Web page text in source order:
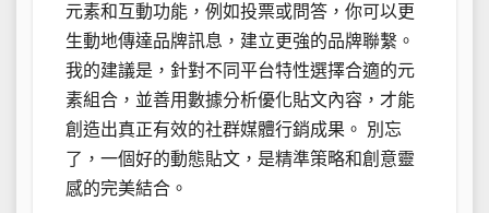
元素和互動功能，例如投票或問答，你可以更
生動地傳達品牌訊息，建立更強的品牌聯繫。
我的建議是，針對不同平台特性選擇合適的元
素組合，並善用數據分析優化貼文內容，才能
創造出真正有效的社群媒體行銷成果。 別忘
了，一個好的動態貼文，是精準策略和創意靈
感的完美結合。